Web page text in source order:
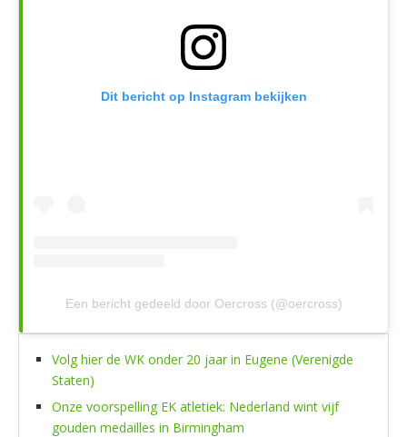
Dit bericht op Instagram bekijken
Een bericht gedeeld door Oercross (@oercross)
Volg hier de WK onder 20 jaar in Eugene (Verenigde
Staten)
Onze voorspelling EK atletiek: Nederland wint vijf
gouden medailles in Birmingham